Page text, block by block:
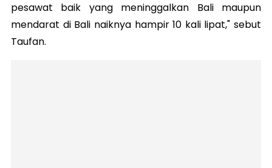
pesawat baik yang meninggalkan Bali maupun
mendarat di Bali naiknya hampir 10 kali lipat," sebut
Taufan.